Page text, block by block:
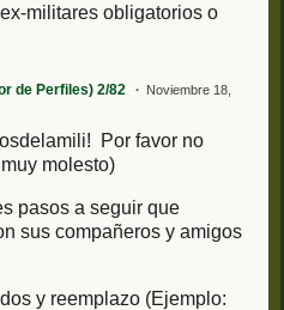
militares obligatorios o
de Perfiles) 2/82
Noviembre 18,
Por favor no
molesto)
pasos a seguir que
sus compañeros y amigos
y reemplazo (Ejemplo: